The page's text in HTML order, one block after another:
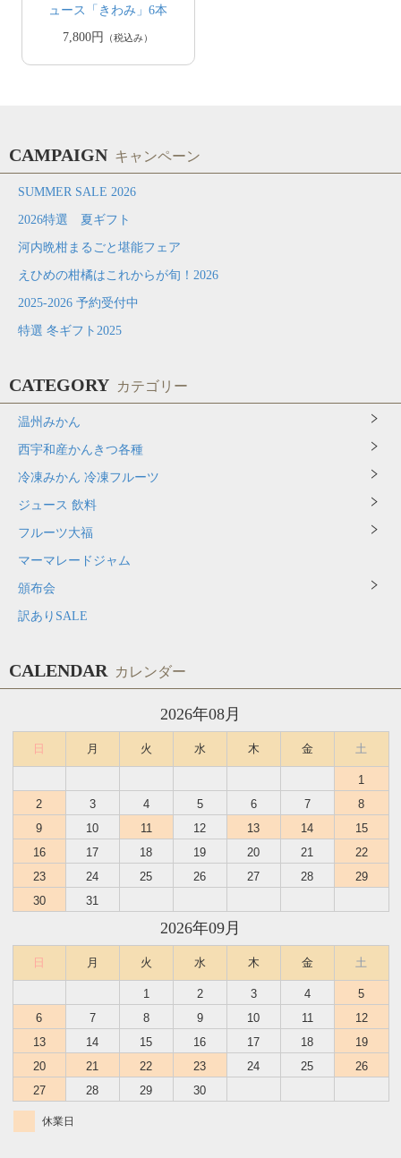
ュース「きわみ」6本
7,800円
（税込み）
CAMPAIGN キャンペーン
SUMMER SALE 2026
2026特選 夏ギフト
河内晩柑まるごと堪能フェア
えひめの柑橘はこれからが旬！2026
2025-2026 予約受付中
特選 冬ギフト2025
CATEGORY カテゴリー
温州みかん
西宇和産かんきつ各種
冷凍みかん 冷凍フルーツ
ジュース 飲料
フルーツ大福
マーマレードジャム
頒布会
訳ありSALE
CALENDAR カレンダー
2026年08月
日 月 火 水 木 金 土
1
2
3 4 5 6 7
8
9
10 11 12 13 14
15
16
17 18 19 20 21
22
23
24 25 26 27 28
29
30
31
2026年09月
日 月 火 水 木 金 土
1 2 3 4
5
6
7 8 9 10 11
12
13
14 15 16 17 18
19
20
21 22 23 24 25
26
27
28 29 30
休業日